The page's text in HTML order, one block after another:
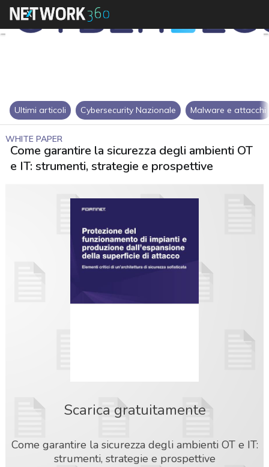
Ultimi articoli Cybersecurity Nazionale Malware e attacchi
WHITE PAPER
Come garantire la sicurezza degli ambienti OT
e IT: strumenti, strategie e prospettive
Scarica gratuitamente
Come garantire la sicurezza degli ambienti OT e IT:
strumenti, strategie e prospettive